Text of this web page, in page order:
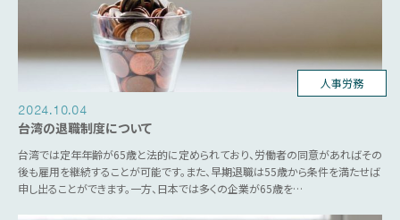
人事労務
2024.10.04
台湾の退職制度について
台湾では定年年齢が65歳と法的に定められており、労働者の同意があればその
後も雇用を継続することが可能です。また、早期退職は55歳から条件を満たせば
申し出ることができます。一方、日本では多くの企業が65歳を…